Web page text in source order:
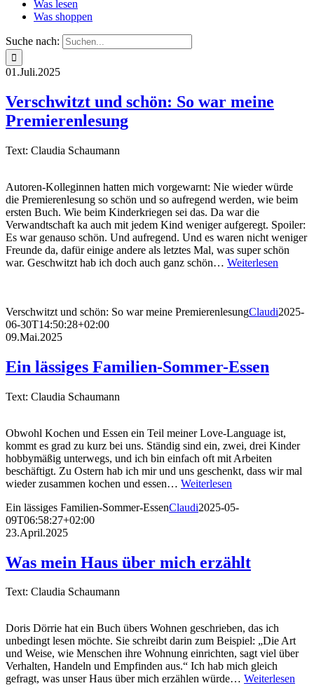
Was lesen
Was shoppen
Suche nach:
01.Juli.2025
Verschwitzt und schön: So war meine
Premierenlesung
Text: Claudia Schaumann
Autoren-Kolleginnen hatten mich vorgewarnt: Nie wieder würde
die Premierenlesung so schön und so aufregend werden, wie beim
ersten Buch. Wie beim Kinderkriegen sei das. Da war die
Verwandtschaft ka auch mit jedem Kind weniger aufgeregt. Spoiler:
Es war genauso schön. Und aufregend. Und es waren nicht weniger
Freunde da, dafür einige andere als letztes Mal, was super schön
war. Geschwitzt hab ich doch auch ganz schön… Weiterlesen
Verschwitzt und schön: So war meine PremierenlesungClaudi2025-
06-30T14:50:28+02:00
09.Mai.2025
Ein lässiges Familien-Sommer-Essen
Text: Claudia Schaumann
Obwohl Kochen und Essen ein Teil meiner Love-Language ist,
kommt es grad zu kurz bei uns. Ständig sind ein, zwei, drei Kinder
hobbymäßig unterwegs, und ich bin einfach oft mit Arbeiten
beschäftigt. Zu Ostern hab ich mir und uns geschenkt, dass wir mal
wieder zusammen kochen und essen… Weiterlesen
Ein lässiges Familien-Sommer-EssenClaudi2025-05-
09T06:58:27+02:00
23.April.2025
Was mein Haus über mich erzählt
Text: Claudia Schaumann
Doris Dörrie hat ein Buch übers Wohnen geschrieben, das ich
unbedingt lesen möchte. Sie schreibt darin zum Beispiel: „Die Art
und Weise, wie Menschen ihre Wohnung einrichten, sagt viel über
Verhalten, Handeln und Empfinden aus.“ Ich hab mich gleich
gefragt, was unser Haus über mich erzählen würde… Weiterlesen